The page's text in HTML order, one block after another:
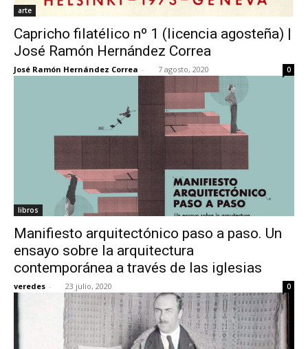
arte
Capricho filatélico nº 1 (licencia agosteña) |
José Ramón Hernández Correa
José Ramón Hernández Correa - 7 agosto, 2020 0
libros
Manifiesto arquitectónico paso a paso. Un
ensayo sobre la arquitectura
contemporánea a través de las iglesias
veredes - 23 julio, 2020 0